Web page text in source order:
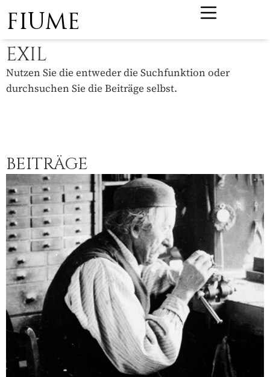
FIUME
EXIL
Nutzen Sie die entweder die Suchfunktion oder
durchsuchen Sie die Beiträge selbst.
BEITRÄGE